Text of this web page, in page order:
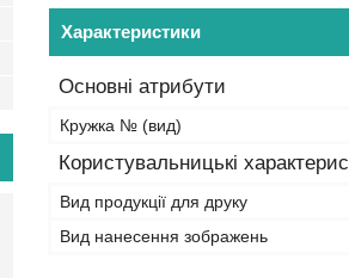
Характеристики
Основні атрибути
Кружка № (вид)
Користувальницькі
Вид продукції для друку
Вид нанесення зображень